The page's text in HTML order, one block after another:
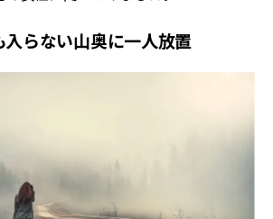
入らない山奥に一人放置